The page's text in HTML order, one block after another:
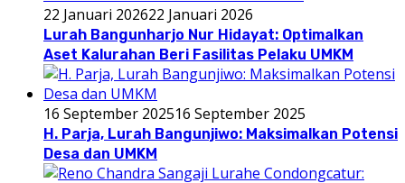
22 Januari 202622 Januari 2026
Lurah Bangunharjo Nur Hidayat: Optimalkan
Aset Kalurahan Beri Fasilitas Pelaku UMKM
16 September 202516 September 2025
H. Parja, Lurah Bangunjiwo: Maksimalkan Potensi
Desa dan UMKM